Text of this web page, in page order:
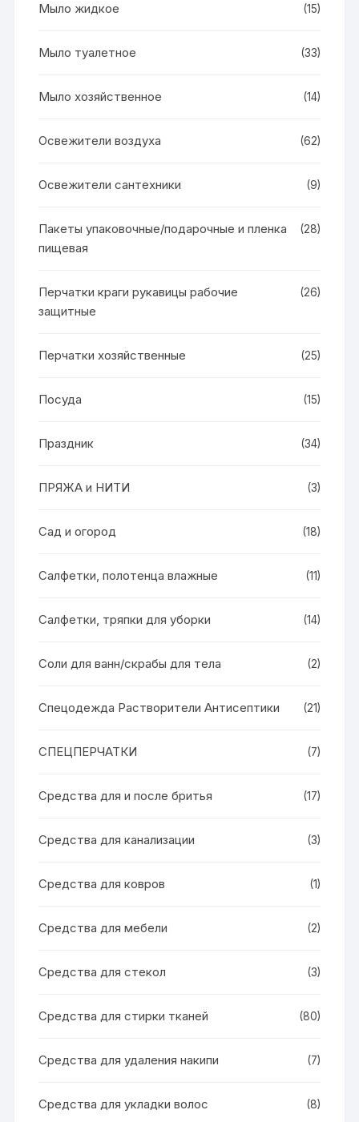
Мыло жидкое (15)
Мыло туалетное (33)
Мыло хозяйственное (14)
Освежители воздуха (62)
Освежители сантехники (9)
Пакеты упаковочные/подарочные и пленка
пищевая
(28)
Перчатки краги рукавицы рабочие
защитные
(26)
Перчатки хозяйственные (25)
Посуда (15)
Праздник (34)
ПРЯЖА и НИТИ (3)
Сад и огород (18)
Салфетки, полотенца влажные (11)
Салфетки, тряпки для уборки (14)
Соли для ванн/скрабы для тела (2)
Спецодежда Растворители Антисептики (21)
СПЕЦПЕРЧАТКИ (7)
Средства для и после бритья (17)
Средства для канализации (3)
Средства для ковров (1)
Средства для мебели (2)
Средства для стекол (3)
Средства для стирки тканей (80)
Средства для удаления накипи (7)
Средства для укладки волос (8)